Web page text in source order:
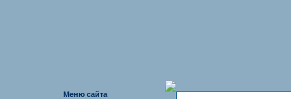
Меню сайта